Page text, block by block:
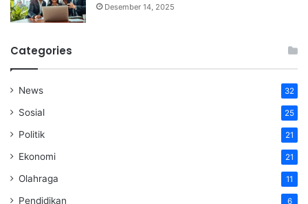
Desember 14, 2025
Categories
News 32
Sosial 25
Politik 21
Ekonomi 21
Olahraga 11
Pendidikan 6